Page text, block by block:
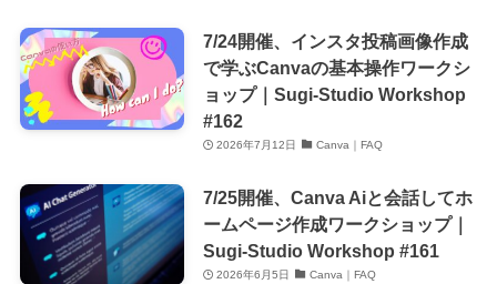
7/24開催、インスタ投稿画像作成
で学ぶCanvaの基本操作ワークシ
ョップ｜Sugi-Studio Workshop
#162
2026年7月12日 Canva｜FAQ
7/25開催、Canva Aiと会話してホ
ームページ作成ワークショップ｜
Sugi-Studio Workshop #161
2026年6月5日 Canva｜FAQ